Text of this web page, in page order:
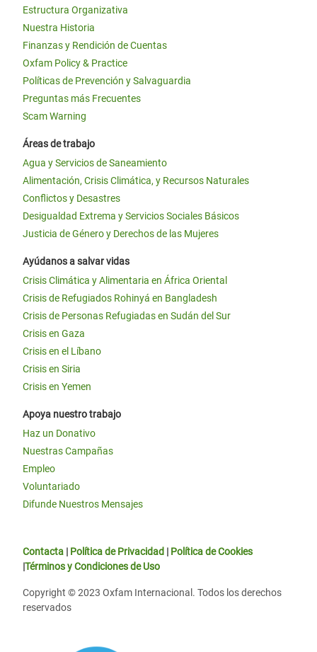
Estructura Organizativa
Nuestra Historia
Finanzas y Rendición de Cuentas
Oxfam Policy & Practice
Políticas de Prevención y Salvaguardia
Preguntas más Frecuentes
Scam Warning
Áreas de trabajo
Agua y Servicios de Saneamiento
Alimentación, Crisis Climática, y Recursos Naturales
Conflictos y Desastres
Desigualdad Extrema y Servicios Sociales Básicos
Justicia de Género y Derechos de las Mujeres
Ayúdanos a salvar vidas
Crisis Climática y Alimentaria en África Oriental
Crisis de Refugiados Rohinyá en Bangladesh
Crisis de Personas Refugiadas en Sudán del Sur
Crisis en Gaza
Crisis en el Líbano
Crisis en Siria
Crisis en Yemen
Apoya nuestro trabajo
Haz un Donativo
Nuestras Campañas
Empleo
Voluntariado
Difunde Nuestros Mensajes
Contacta | Política de Privacidad | Política de Cookies
|Términos y Condiciones de Uso
Copyright © 2023 Oxfam Internacional. Todos los derechos
reservados